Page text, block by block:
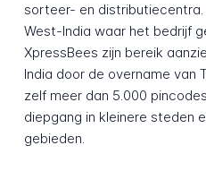
sorteer- en
West-India waar het bedrijf
XpressBees zijn bereik
India door de overname van
zelf meer dan 5.000
diepgang in kleinere steden
gebieden.